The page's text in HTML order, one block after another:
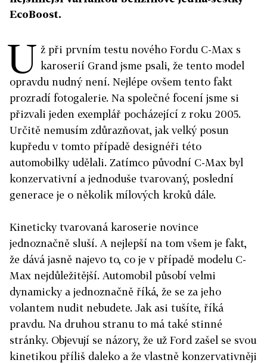
EcoBoost.
U ž při prvním testu nového Fordu C-Max s
karoserií Grand jsme psali, že tento model
opravdu nudný není. Nejlépe ovšem tento fakt
prozradí fotogalerie. Na společné focení jsme si
přizvali jeden exemplář pocházející z roku 2005.
Určitě nemusím zdůrazňovat, jak velký posun
kupředu v tomto případě designéři této
automobilky udělali. Zatímco původní C-Max byl
konzervativní a jednoduše tvarovaný, poslední
generace je o několik mílových kroků dále.
Kineticky tvarovaná karoserie novince
jednoznačně sluší. A nejlepší na tom všem je fakt,
že dává jasně najevo to, co je v případě modelu C-
Max nejdůležitější. Automobil působí velmi
dynamicky a jednoznačně říká, že se za jeho
volantem nudit nebudete. Jak asi tušíte, říká
pravdu. Na druhou stranu to má také stinné
stránky. Objevují se názory, že už Ford zašel se svou
kinetikou příliš daleko a že vlastně konzervativněji